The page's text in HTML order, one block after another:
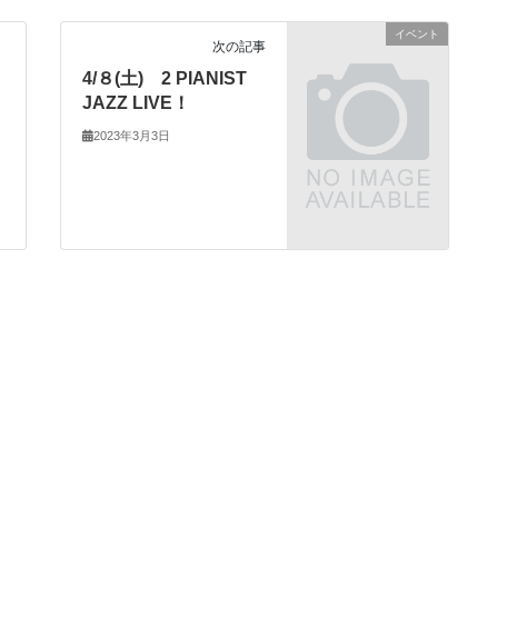
イベント
次の記事
4/８(土) 2 PIANIST
JAZZ LIVE！
2023年3月3日